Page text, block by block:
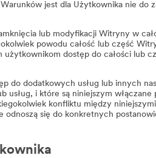
jest dla Użytkownika nie
lub modyfikacji Witryny w
powodu całość lub część
dostęp do całości lub
do dodatkowych usług lub innych
i które są niniejszym
konfliktu między
się do konkretnych